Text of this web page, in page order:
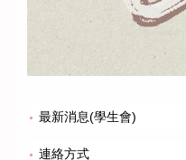
最新消息(學生會)
連絡方式